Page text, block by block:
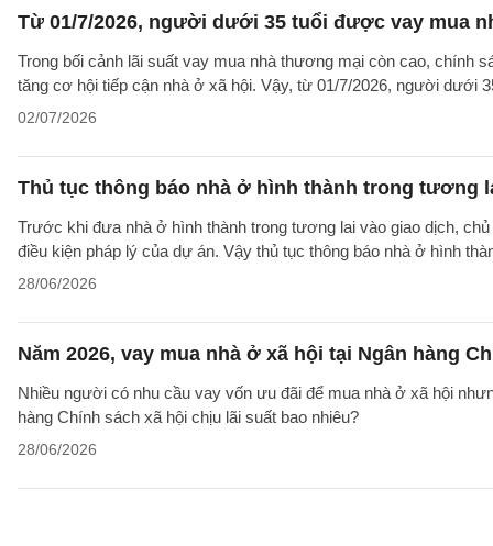
Từ 01/7/2026, người dưới 35 tuổi được vay mua
Trong bối cảnh lãi suất vay mua nhà thương mại còn cao, chính
tăng cơ hội tiếp cận nhà ở xã hội. Vậy, từ 01/7/2026, người dưới
02/07/2026
Thủ tục thông báo nhà ở hình thành trong tương
Trước khi đưa nhà ở hình thành trong tương lai vào giao dịch,
điều kiện pháp lý của dự án. Vậy thủ tục thông báo nhà ở hình
28/06/2026
Năm 2026, vay mua nhà ở xã hội tại Ngân hàng
Nhiều người có nhu cầu vay vốn ưu đãi để mua nhà ở xã hội
hàng Chính sách xã hội chịu lãi suất bao nhiêu?
28/06/2026